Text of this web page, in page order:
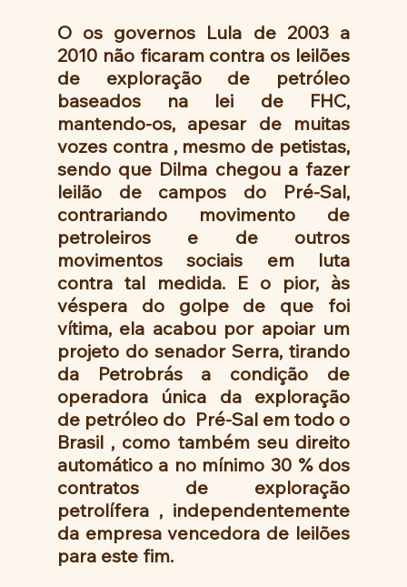
O os governos Lula de 2003 a
2010 não ficaram contra os leilões
de exploração de petróleo
baseados na lei de FHC,
mantendo-os, apesar de muitas
vozes contra , mesmo de petistas,
sendo que Dilma chegou a fazer
leilão de campos do Pré-Sal,
contrariando movimento de
petroleiros e de outros
movimentos sociais em luta
contra tal medida. E o pior, às
véspera do golpe de que foi
vítima, ela acabou por apoiar um
projeto do senador Serra, tirando
da Petrobrás a condição de
operadora única da exploração
de petróleo do  Pré-Sal em todo o
Brasil , como também seu direito
automático a no mínimo 30 % dos
contratos de exploração
petrolífera , independentemente
da empresa vencedora de leilões
para este fim.